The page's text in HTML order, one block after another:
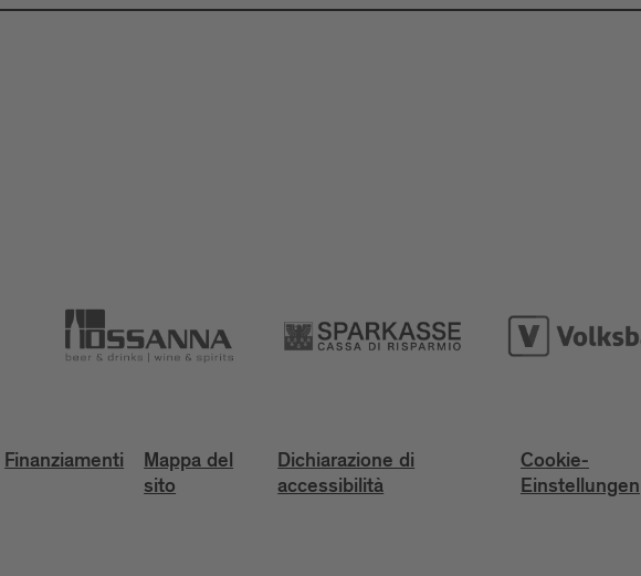
Finanziamenti
Mappa del
sito
Dichiarazione di
accessibilità
Cookie-
Einstellungen